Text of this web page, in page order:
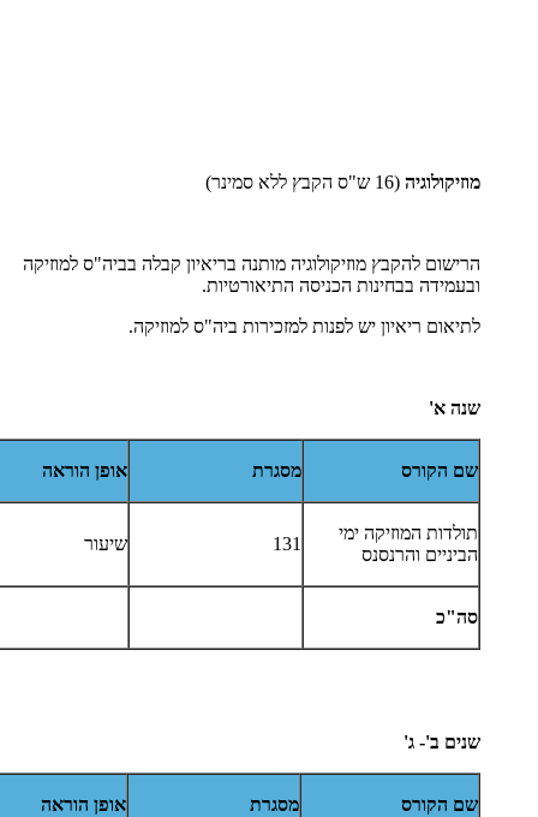
מוזיקולוגיה (16 ש"ס הקבץ ללא סמינר)
הרישום להקבץ מוזיקולוגיה מותנה בריאיון קבלה בביה"ס למוזיקה
ובעמידה בבחינות הכניסה התיאורטיות.
לתיאום ריאיון יש לפנות למזכירות ביה"ס למוזיקה.
שנה א'
שם הקורס מסגרת אופן הוראה
תולדות המוזיקה ימי
הביניים והרנסנס
131 שיעור
סה"כ
שנים ב'- ג'
שם הקורס מסגרת אופן הוראה